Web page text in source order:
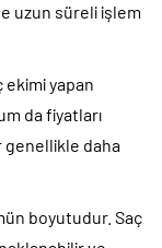
uzun süreli işlem
ekimi yapan
da fiyatları
daha
boyutudur. Saç